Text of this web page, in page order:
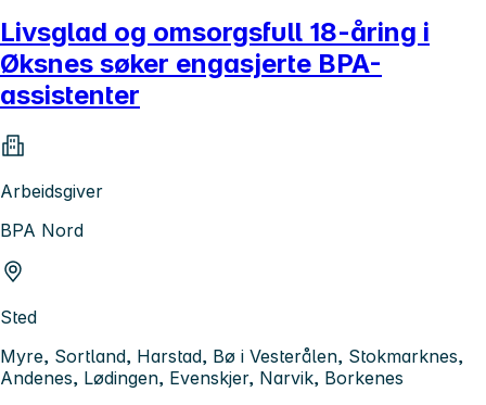
Livsglad og omsorgsfull 18-åring i
Øksnes søker engasjerte BPA-
assistenter
Arbeidsgiver
BPA Nord
Sted
Myre, Sortland, Harstad, Bø i Vesterålen, Stokmarknes,
Andenes, Lødingen, Evenskjer, Narvik, Borkenes